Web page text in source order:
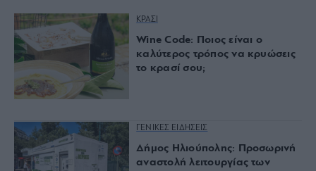
ΚΡΑΣΙ
Wine Code: Ποιος είναι ο
καλύτερος τρόπος να κρυώσεις
το κρασί σου;
ΓΕΝΙΚΕΣ ΕΙΔΗΣΕΙΣ
Δήμος Ηλιούπολης: Προσωρινή
αναστολή λειτουργίας των